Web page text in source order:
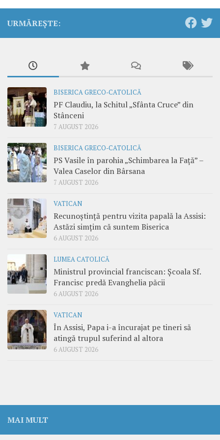
URMĂREȘTE:
BISERICA GRECO-CATOLICĂ
PF Claudiu, la Schitul „Sfânta Cruce” din
Stânceni
7 AUGUST 2026
BISERICA GRECO-CATOLICĂ
PS Vasile în parohia „Schimbarea la Față” –
Valea Caselor din Bârsana
7 AUGUST 2026
VATICAN
Recunoștință pentru vizita papală la Assisi:
Astăzi simțim că suntem Biserica
6 AUGUST 2026
LUMEA CATOLICĂ
Ministrul provincial franciscan: Școala Sf.
Francisc predă Evanghelia păcii
6 AUGUST 2026
VATICAN
În Assisi, Papa i-a încurajat pe tineri să
atingă trupul suferind al altora
6 AUGUST 2026
MAI MULT